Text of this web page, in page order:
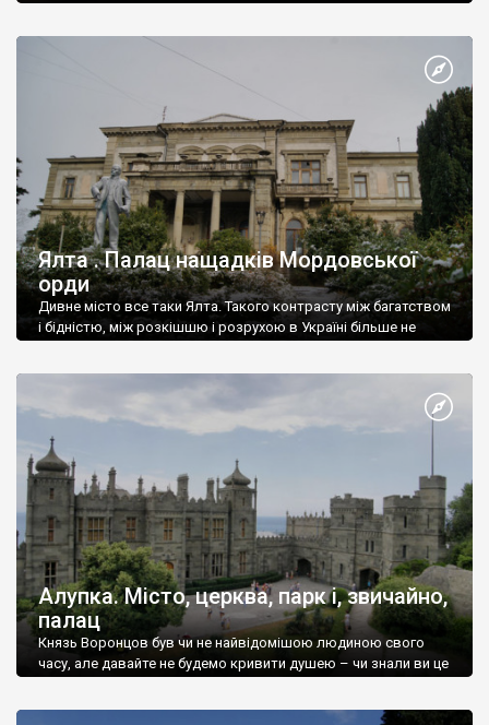
Ялта . Палац нащадків Мордовської
орди
Дивне місто все таки Ялта. Такого контрасту між багатством
і бідністю, між розкішшю і розрухою в Україні більше не
Алупка. Місто, церква, парк і, звичайно,
палац
Князь Воронцов був чи не найвідомішою людиною свого
часу, але давайте не будемо кривити душею – чи знали ви це